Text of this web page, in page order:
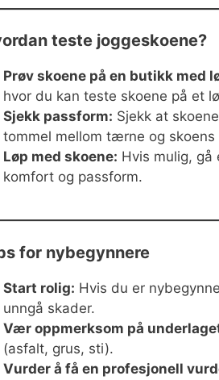
teste joggeskoene?
Prøv skoene på en butikk med
hvor du kan teste skoene på et
Sjekk passform: Sjekk at
tommel mellom tærne og skoens
Løp med skoene: Hvis mulig, gå
komfort og passform.
for nybegynnere
Start rolig: Hvis du er
unngå skader.
Vær oppmerksom på
(asfalt, grus, sti).
Vurder å få en profesjonell